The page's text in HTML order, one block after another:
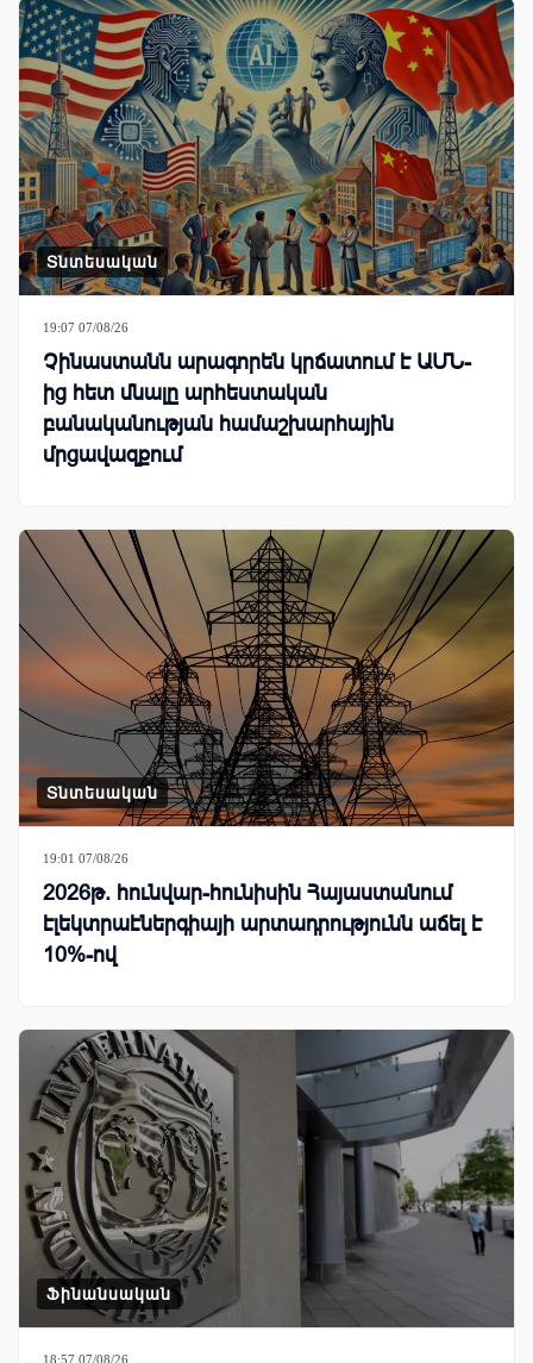
Տնտեսական
19:07 07/08/26
Չինաստանն արագորեն կրճատում է ԱՄՆ-
ից հետ մնալը արհեստական
բանականության համաշխարհային
մրցավազքում
Տնտեսական
19:01 07/08/26
2026թ. հունվար-հունիսին Հայաստանում
էլեկտրաէներգիայի արտադրությունն աճել է
10%-ով
Ֆինանսական
18:57 07/08/26